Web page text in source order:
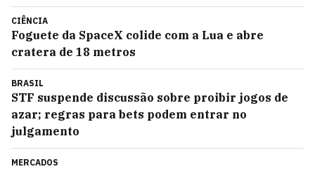
CIÊNCIA
Foguete da SpaceX colide com a Lua e abre
cratera de 18 metros
BRASIL
STF suspende discussão sobre proibir jogos de
azar; regras para bets podem entrar no
julgamento
MERCADOS